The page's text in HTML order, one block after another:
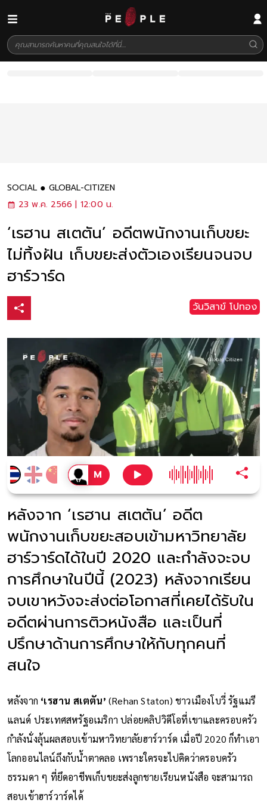
SOCIAL
GLOBAL-CITIZEN
23 พ.ค. 2566 | 12:00 น.
‘เรฮาน สเตตัน’ อดีตพนักงานเก็บขยะ
ไม่ทิ้งฝัน เก็บขยะส่งตัวเองเรียนจนจบ
ฮาร์วาร์ด
วันวิสาข์ โปทอง
หลังจาก ‘เรฮาน สเตตัน’ อดีต
พนักงานเก็บขยะสอบเข้ามหาวิทยาลัย
ฮาร์วาร์ดได้ในปี 2020 และกำลังจะจบ
การศึกษาในปีนี้ (2023) หลังจากเรียน
จบเขาหวังจะส่งต่อโอกาสที่เคยได้รับใน
อดีตผ่านการติวหนังสือ และเป็นที่
ปรึกษาด้านการศึกษาให้กับทุกคนที่
สนใจ
หลังจาก ‘เรฮาน สเตตัน’ (Rehan Staton) ชาวเมืองโบวี่ รัฐแมรี
แลนด์ ประเทศสหรัฐอเมริกา ปล่อยคลิปวิดีโอที่เขาและครอบครัว
กำลังนั่งลุ้นผลสอบเข้ามหาวิทยาลัยฮาร์วาร์ด เมื่อปี 2020 ก็ทำเอา
โลกออนไลน์ถึงกับน้ำตาคลอ เพราะใครจะไปคิดว่าครอบครัว
ธรรมดา ๆ ที่ยึดอาชีพเก็บขยะส่งลูกชายเรียนหนังสือ จะสามารถ
สอบเข้าฮาร์วาร์ดได้